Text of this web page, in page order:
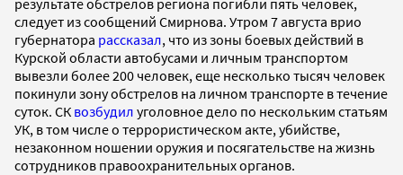
следует из сообщений Смирнова. Утром 7 августа врио
губернатора рассказал, что из зоны боевых действий в
Курской области автобусами и личным транспортом
вывезли более 200 человек, еще несколько тысяч человек
покинули зону обстрелов на личном транспорте в течение
суток. СК возбудил уголовное дело по нескольким статьям
УК, в том числе о террористическом акте, убийстве,
незаконном ношении оружия и посягательстве на жизнь
сотрудников правоохранительных органов.